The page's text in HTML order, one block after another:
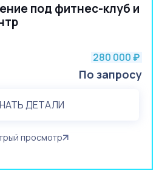
под фитнес-клуб и
280 000 ₽
По запросу
ДЕТАЛИ
просмотр